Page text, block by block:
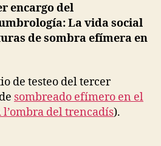
encargo del
La vida social
de sombra efímera en
de testeo del tercer
sombreado efímero en el
l’ombra del trencadís).